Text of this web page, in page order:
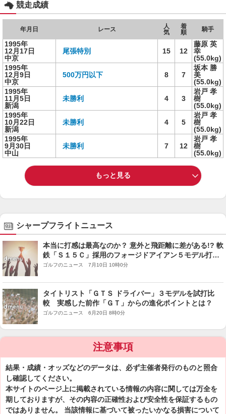
競走成績
年月日 レース
人
気
着
順
騎手
1995年
12月17日
中京
尾張特別 15 12
藤原 英
幸
(55.0kg)
1995年
12月9日
中京
500万円以下 8 7
坂本 勝
美
(55.0kg)
1995年
11月5日
新潟
未勝利 4 3
岩戸 孝
樹
(55.0kg)
1995年
10月22日
新潟
未勝利 4 5
岩戸 孝
樹
(55.0kg)
1995年
9月30日
中山
未勝利 7 12
岩戸 孝
樹
(55.0kg)
もっと見る
シャープフライトニュース
本当に打感は最高なのか？ 意外と飛距離に差がある!? 軟
鉄「Ｓ１５Ｃ」採用のフォージドアイアン５モデル打ち
比べ
ゴルフのニュース 7月10日 10時0分
タイトリスト「ＧＴＳ ドライバー」３モデルを試打比
較 実感した前作「ＧＴ」からの進化ポイントとは？
ゴルフのニュース 6月20日 8時0分
注意事項
結果・成績・オッズなどのデータは、必ず主催者発行のものと照合
し確認してください。
本サイトのページ上に掲載されている情報の内容に関しては万全を
期しておりますが、その内容の正確性および安全性を保証するもの
ではありません。 当該情報に基づいて被ったいかなる損害について